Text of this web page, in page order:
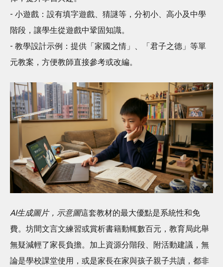
- 小遊戲：設有填字遊戲、猜謎等，分初小、高小及中學
階段，讓學生從遊戲中鞏固知識。
- 教學設計示例：提供「家國之情」、「君子之德」等單
元教案，方便教師直接參考或改編。
AI生成圖片，示意圖這套教材的最大優點是系統性和免
費。坊間文言文練習或賞析書籍動輒數百元，教育局此舉
無疑減輕了家長負擔。加上資源分階段、附活動建議，無
論是學校課堂使用，或是家長在家與孩子親子共讀，都非